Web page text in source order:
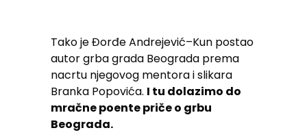
Tako je Đorđe Andrejević–Kun postao
autor grba grada Beograda prema
nacrtu njegovog mentora i slikara
Branka Popovića. I tu dolazimo do
mračne poente priče o grbu
Beograda.